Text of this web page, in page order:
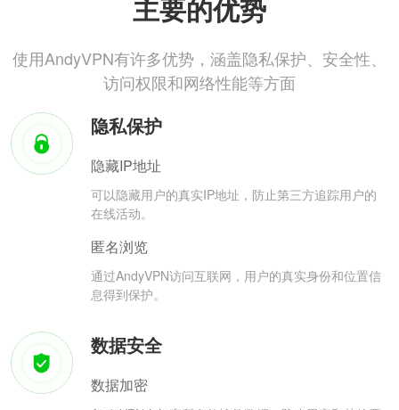
主要的优势
使用AndyVPN有许多优势，涵盖隐私保护、安全性、
访问权限和网络性能等方面
隐私保护
隐藏IP地址
可以隐藏用户的真实IP地址，防止第三方追踪用户的
在线活动。
匿名浏览
通过AndyVPN访问互联网，用户的真实身份和位置信
息得到保护。
数据安全
数据加密